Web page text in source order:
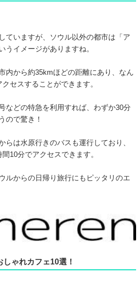
ていますが、ソウル以外の都市は「ア
うイメージがありますね。
内から約35kmほどの距離にあり、なん
セスすることができます。
などの特急を利用すれば、わずか30分
ので驚き！
らは水原行きのバスも運行しており、
10分でアクセスできます。
ルからの日帰り旅行にもピッタリのエ
ゃれカフェ10選！